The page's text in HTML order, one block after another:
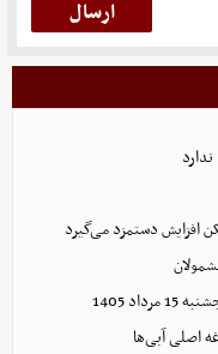
افزایش دستمزد می‌گیرد
1405
اصلی آبی‌ها